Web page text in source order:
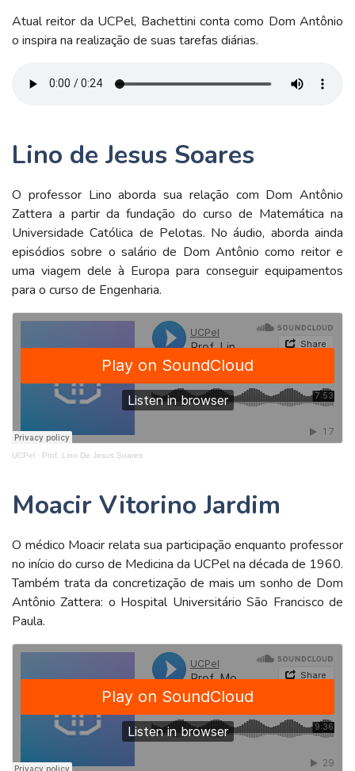
Atual reitor da UCPel, Bachettini conta como Dom Antônio
o inspira na realização de suas tarefas diárias.
Lino de Jesus Soares
O professor Lino aborda sua relação com Dom Antônio
Zattera a partir da fundação do curso de Matemática na
Universidade Católica de Pelotas. No áudio, aborda ainda
episódios sobre o salário de Dom Antônio como reitor e
uma viagem dele à Europa para conseguir equipamentos
para o curso de Engenharia.
UCPel · Prof. Lino De Jesus Soares
Moacir Vitorino Jardim
O médico Moacir relata sua participação enquanto professor
no início do curso de Medicina da UCPel na década de 1960.
Também trata da concretização de mais um sonho de Dom
Antônio Zattera: o Hospital Universitário São Francisco de
Paula.